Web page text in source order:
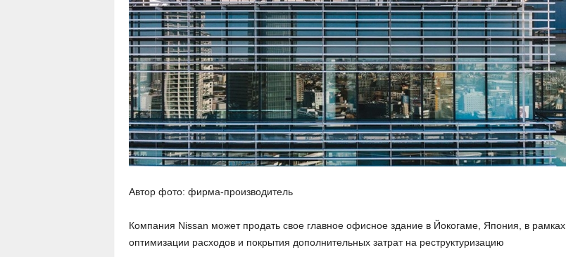
Автор фото: фирма-производитель
Компания Nissan может продать свое главное офисное здание в Йокогаме, Япония, в рамках
оптимизации расходов и покрытия дополнительных затрат на реструктуризацию